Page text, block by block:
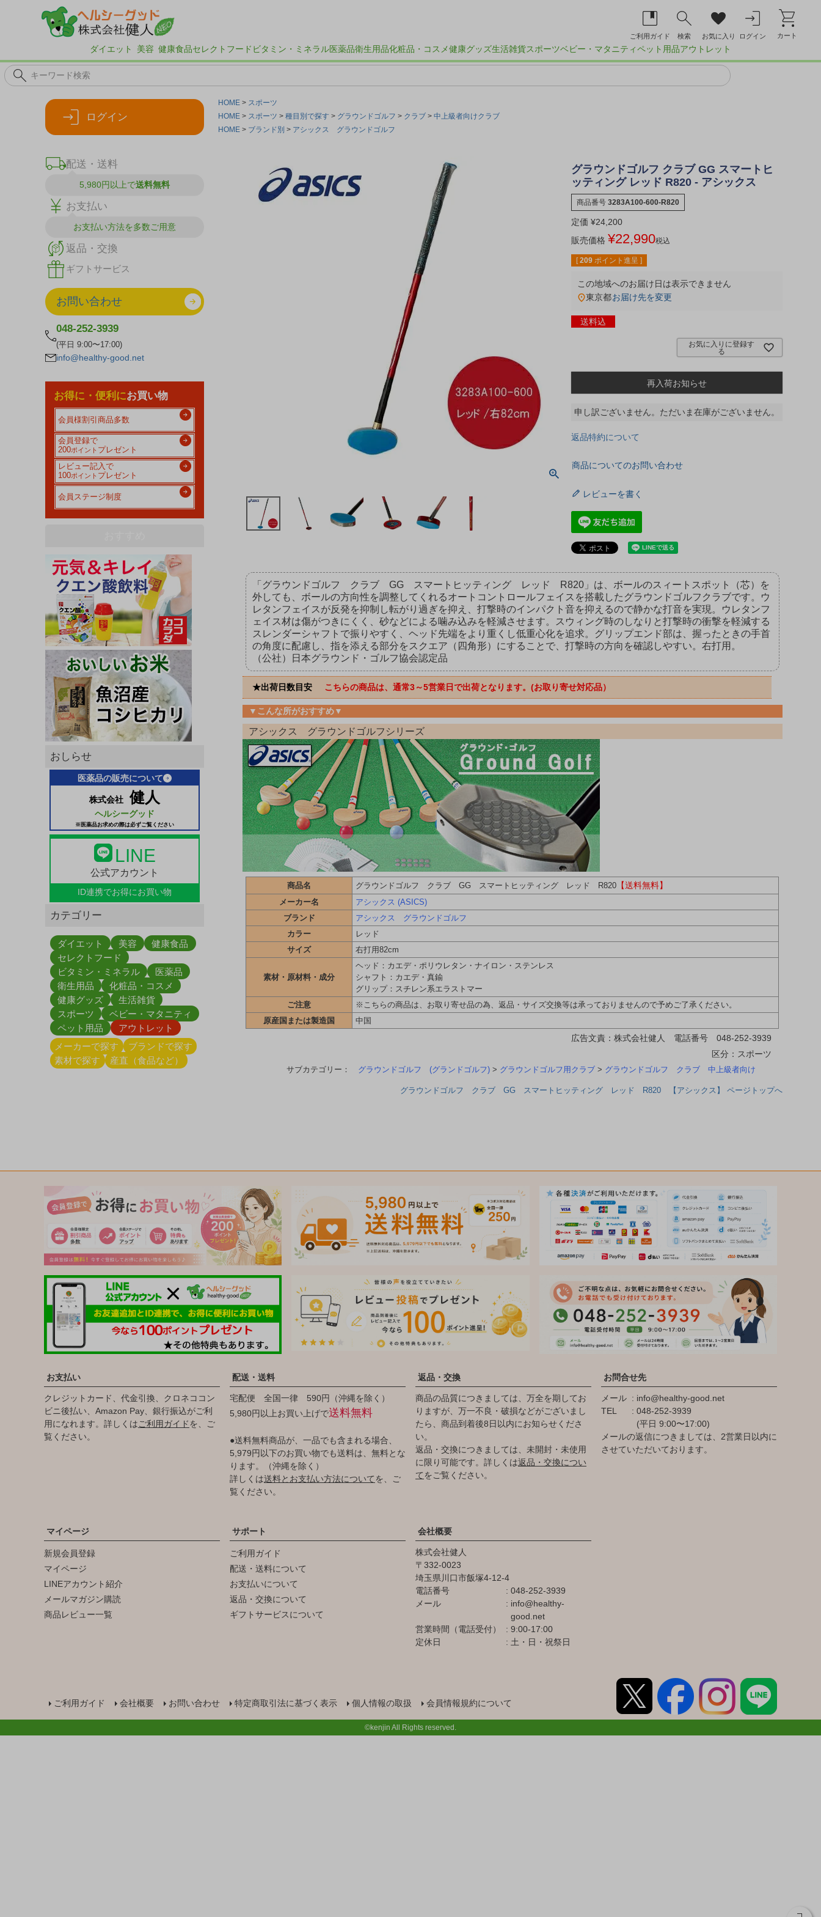
ご利用ガイド 検索 お気に入り ログイン カート
ダイエット 美容 健康食品セレクトフード ビタミン・ミネラル医薬品衛生用品化粧品・コスメ健康グッズ生活雑貨スポーツベビー・マタニティペット用品アウトレット
ログイン
配送・送料
5,980円以上で送料無料
お支払い
お支払い方法を多数ご用意
返品・交換
ギフトサービス
お問い合わせ
048-252-3939
(平日 9:00〜17:00)
info@healthy-good.net
お得に・便利にお買い物
会員様割引商品多数
会員登録で
200ポイント プレゼント
レビュー記入で
100ポイント プレゼント
会員ステージ制度
おしらせ
医薬品の販売について
株式会社 健人
ヘルシーグッド
※医薬品お求めの際は必ずご覧ください
LINE
公式アカウント
ID連携でお得にお買い物
カテゴリー
ダイエット 美容
健康食品
セレクトフード
ビタミン・ミネラル
医薬品
衛生用品
化粧品・コスメ
健康グッズ
生活雑貨
スポーツ
ベビー・マタニティ
ペット用品
アウトレット
メーカーで探す
ブランドで探す
素材で探す
産直（食品など）
HOME
スポーツ
HOME
スポーツ 種目別で探す グラウンドゴルフ クラブ
中上級者向けクラブ
HOME
ブランド別 アシックス グラウンドゴルフ
グラウンドゴルフ クラブ GG スマートヒ
ッティング レッド R820 - アシックス
商品番号 3283A100-600-R820
定価 ¥24,200
販売価格 ¥22,990税込
[ 209 ポイント進呈 ]
この地域へのお届け日は表示できません
東京都お届け先を変更
送料込
お気に入りに登録す
る
再入荷お知らせ
申し訳ございません。ただいま在庫がございません。
返品特約について
商品についてのお問い合わせ
レビューを書く
「グラウンドゴルフ クラブ GG スマートヒッティング レッド R820」は、ボールのスィートスポット（芯）を
外しても、ボールの方向性を調整してくれるオートコントロールフェイスを搭載したグラウンドゴルフクラブです。ウ
レタンフェイスが反発を抑制し転がり過ぎを抑え、打撃時のインパクト音を抑えるので静かな打音を実現。ウレタンフ
ェイス材は傷がつきにくく、砂などによる噛み込みを軽減させます。スウィング時のしなりと打撃時の衝撃を軽減する
スレンダーシャフトで振りやすく、ヘッド先端をより重くし低重心化を追求。グリップエンド部は、握ったときの手首
の角度に配慮し、指を添える部分をスクエア（四角形）にすることで、打撃時の方向を確認しやすい。右打用。
（公社）日本グラウンド・ゴルフ協会認定品
★出荷日数目安 こちらの商品は、通常3～5営業日で出荷となります。(お取り寄せ対応品）
▼こんな所がおすすめ▼
アシックス グラウンドゴルフシリーズ
商品名 グラウンドゴルフ クラブ GG スマートヒッティング レッド R820 【送料無料】
メーカー名
アシックス (ASICS)
ブランド
アシックス グラウンドゴルフ
カラー
レッド
サイズ
右打用82cm
素材・原材料・成分
ヘッド：カエデ・ポリウレタン・ナイロン・ステンレス
シャフト：カエデ・真鍮
グリップ：スチレン系エラストマー
ご注意
※こちらの商品は、お取り寄せ品の為、返品・サイズ交換等は承っておりませんので予めご了承ください。
原産国または製造国
中国
広告文責：株式会社健人 電話番号 048-252-3939
区分：スポーツ
サブカテゴリー： グラウンドゴルフ (グランドゴルフ)> グラウンドゴルフ用クラブ> グラウンドゴルフ クラブ 中上級者向け
グラウンドゴルフ クラブ GG スマートヒッティング レッド R820 【アシックス】 ページトップへ
お支払い
クレジットカード、代金引換、クロネココン
ビニ後払い、Amazon Pay、銀行振込がご利
用になれます。詳しくはご利用ガイドを、ご
覧ください。
配送・送料
宅配便 全国一律 590円（沖縄を除く）
5,980円以上お買い上げで送料無料
●送料無料商品が、一品でも含まれる場合、
5,979円以下のお買い物でも送料は、無料とな
ります。（沖縄を除く）
詳しくは送料とお支払い方法についてを、ご
覧ください。
返品・交換
商品の品質につきましては、万全を期してお
りますが、万一不良・破損などがございまし
たら、商品到着後8日以内にお知らせくださ
い。
返品・交換につきましては、未開封・未使用
に限り可能です。詳しくは返品・交換につい
てをご覧ください。
お問合せ先
メール
info@healthy-good.net
TEL
048-252-3939
(平日 9:00〜17:00)
メールの返信につきましては、2営業日以内に
させていただいております。
マイページ
新規会員登録
マイページ
LINEアカウント紹介
メールマガジン購読
商品レビュー一覧
サポート
ご利用ガイド
配送・送料について
お支払いについて
返品・交換について
ギフトサービスについて
会社概要
株式会社健人
332-0023
埼玉県川口市飯塚4-12-4
電話番号
048-252-3939
メール
info@healthy-
good.net
営業時間（電話受付）
9:00-17:00
定休日
土・日・祝祭日
ご利用ガイド 会社概要 お問い合わせ 特定商取引法に基づく表示 個人情報の取扱 会員情報規約について
©kenjin All Rights reserved.